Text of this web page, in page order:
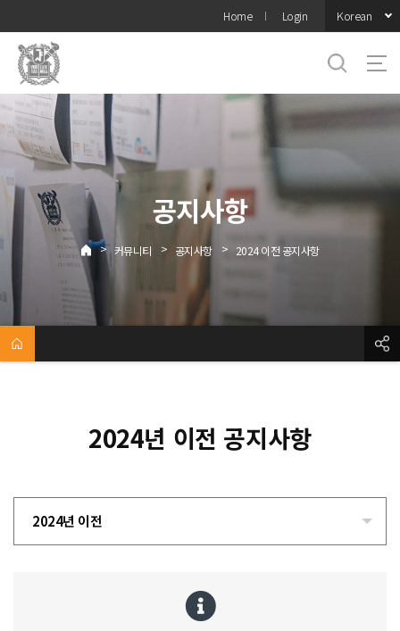
메뉴
Home Login Korean
공지사항
> 커뮤니티 > 공지사항 > 2024 이전 공지사항
2024년 이전 공지사항
2024년 이전